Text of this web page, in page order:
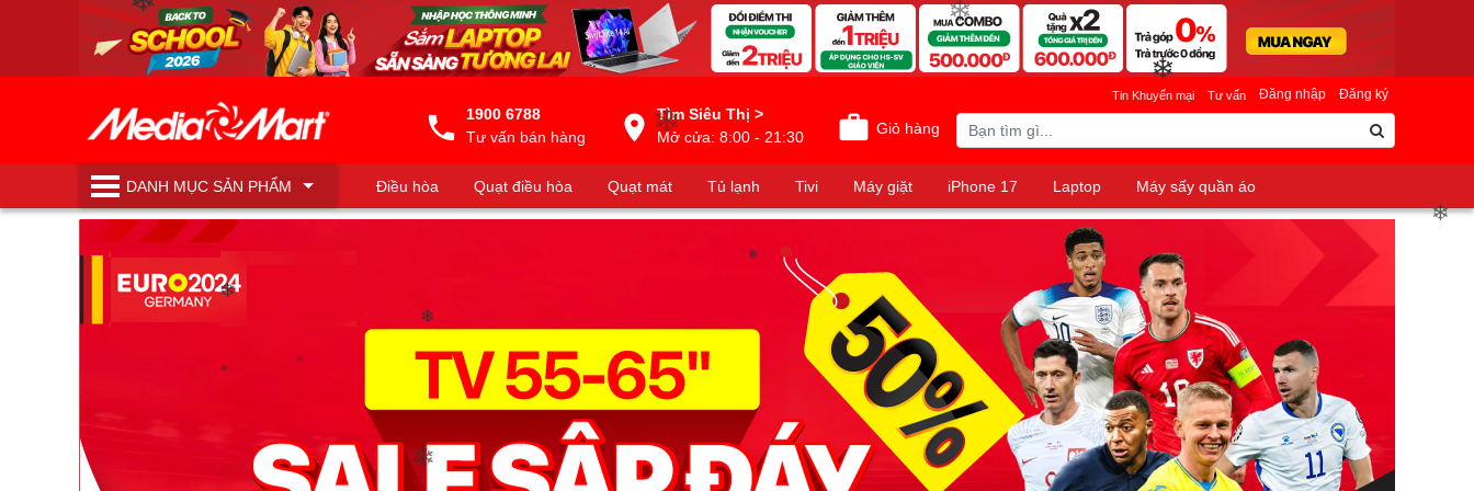
❄
❄
❄
❄
❄
❄
❄
1900 6788
Tư vấn bán hàng
Tìm Siêu Thị >
Mở cửa: 8:00 - 21:30
Giỏ hàng
Đăng nhập Đăng ký
Tin Khuyến mại Tư vấn
DANH MỤCSẢN PHẨM Điều hòa Quạt điều hòa Quạt mát Tủ lạnh Tivi Máy giặt iPhone 17 Laptop
Máy sấy quần áo
Máy lọc nước